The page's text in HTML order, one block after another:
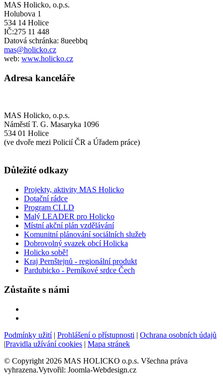
MAS Holicko, o.p.s.
Holubova 1
534 14 Holice
IČ:275 11 448
Datová schránka: 8ueebbq
mas@holicko.cz
web: www.holicko.cz
Adresa kanceláře
MAS Holicko, o.p.s.
Náměstí T. G. Masaryka 1096
534 01 Holice
(ve dvoře mezi Policií ČR a Úřadem práce)
Důležité odkazy
Projekty, aktivity MAS Holicko
Dotační rádce
Program CLLD
Malý LEADER pro Holicko
Místní akční plán vzdělávání
Komunitní plánování sociálních služeb
Dobrovolný svazek obcí Holicka
Holicko sobě!
Kraj Pernštejnů - regionální produkt
Pardubicko - Perníkové srdce Čech
Zůstaňte s námi
Podmínky užití| Prohlášení o přístupnosti | Ochrana osobních údajů
|Pravidla užívání cookies | Mapa stránek
© Copyright 2026 MAS HOLICKO o.p.s. Všechna práva
vyhrazena.Vytvořil: Joomla-Webdesign.cz